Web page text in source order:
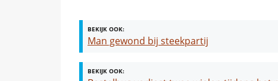
BEKIJK OOK:
Man gewond bij steekpartij
BEKIJK OOK: